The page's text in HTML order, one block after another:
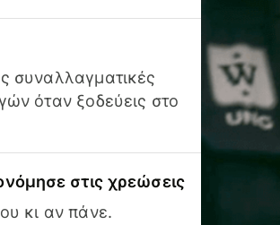
συναλλαγματικές
όταν ξοδεύεις στο
στις χρεώσεις
κι αν πάνε.